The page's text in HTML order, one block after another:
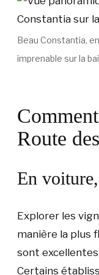
Beau Constantia,
imprenable sur la
Route
En
Explorer les
manière la plus
sont
Certains